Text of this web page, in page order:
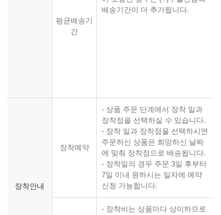
평균배송기
간
배송기간이 더 추가됩니다.
장착안내
장착예약
- 상품 주문 단계에서 장착 일과
장착점을 선택하실 수 있습니다.
- 장착 일과 장착점을 선택하시면
주문하신 상품은 희망하신 날짜
에 맞춰 장착점으로 배송됩니다.
- 장착일의 경우 주문 3일 후부터
7일 이내 원하시는 일자에 예약
신청 가능합니다.
- 장착비는 상품마다 상이하므로